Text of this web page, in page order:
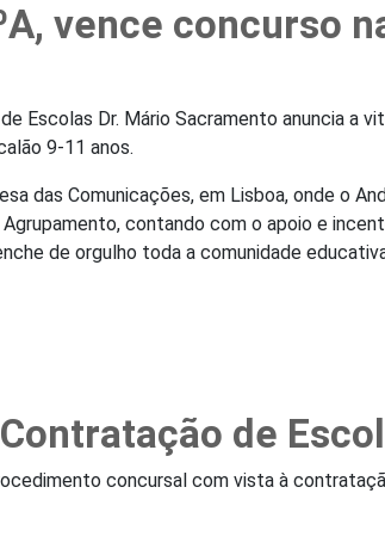
vence concurso
Escolas Dr. Mário Sacramento anuncia a
9-11 anos.
das Comunicações, em Lisboa, onde o
contando com o apoio e
de orgulho toda a comunidade
de
concursal com vista à